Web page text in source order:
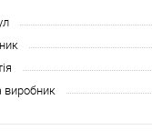
виробник